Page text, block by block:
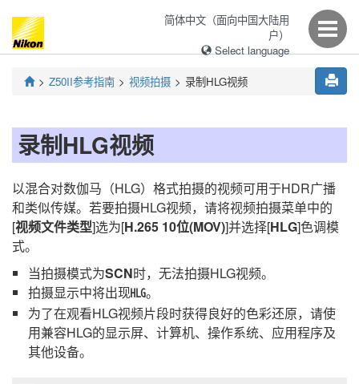
简体中文（面向中国大陆用
户）
Select language
Z50II参考指南 视频拍摄 录制HLG视频
录制HLG视频
以混合对数伽马（HLG）格式拍摄的视频可用于HDR广播
和类似传媒。若要拍摄HLG视频，请将视频拍摄菜单中的
[视频文件类型]选为[H.265 10位(MOV)]并选择[HLG]色调模
式。
当拍摄模式为SCN时，无法拍摄HLG视频。
拍摄显示中将出现k。
为了在观看HLG视频片段时获得良好的色彩还原，请使
用兼容HLG的显示屏、计算机、操作系统、应用程序及
其他设备。